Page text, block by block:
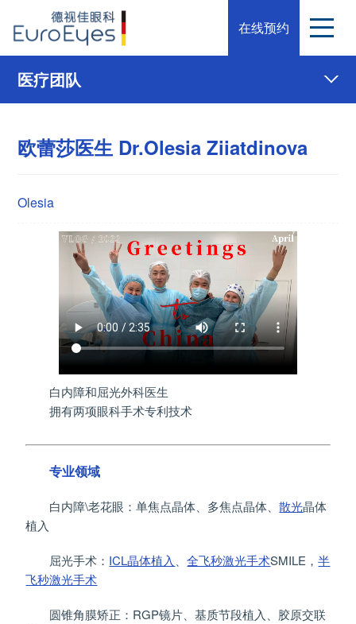
在线预约
医疗团队
欧蕾莎医生 Dr.Olesia Ziiatdinova
Olesia
白内障和屈光外科医生
拥有两项眼科手术专利技术
专业领域
白内障\老花眼：单焦点晶体、多焦点晶体、散光晶体
植入
屈光手术： ICL晶体植入 、全飞秒激光手术SMILE，半
飞秒激光手术
圆锥角膜矫正：RGP镜片、基质节段植入、胶原交联